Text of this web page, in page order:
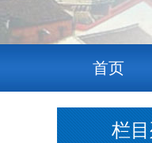
首页
栏